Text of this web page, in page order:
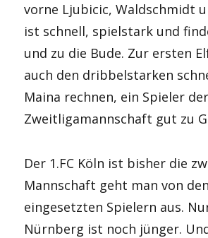
vorne Ljubicic, Waldschmidt
ist schnell, spielstark und
und zu die Bude. Zur ersten
auch den dribbelstarken
Maina rechnen, ein Spieler
Zweitligamannschaft gut zu
Der 1.FC Köln ist bisher die
Mannschaft geht man von den
eingesetzten Spielern aus.
Nürnberg ist noch jünger.